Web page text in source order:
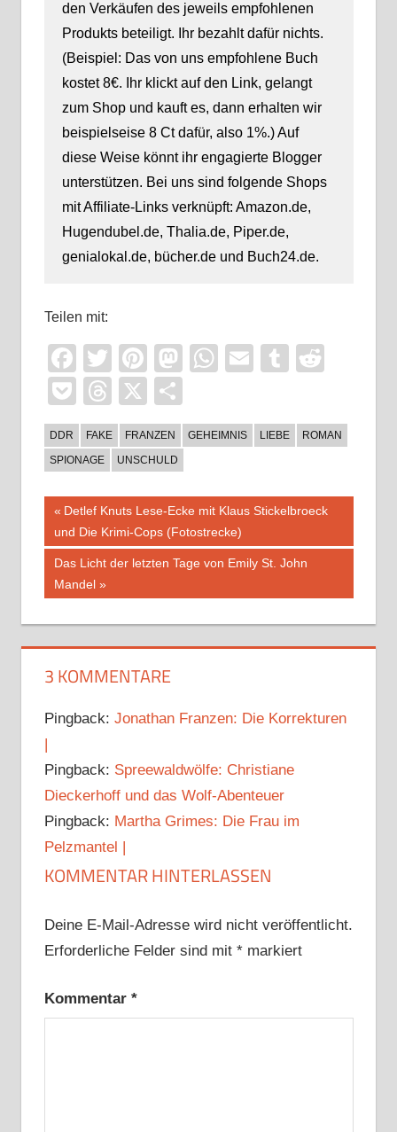
den Verkäufen des jeweils empfohlenen
Produkts beteiligt. Ihr bezahlt dafür nichts.
(Beispiel: Das von uns empfohlene Buch
kostet 8€. Ihr klickt auf den Link, gelangt
zum Shop und kauft es, dann erhalten wir
beispielseise 8 Ct dafür, also 1%.) Auf
diese Weise könnt ihr engagierte Blogger
unterstützen. Bei uns sind folgende Shops
mit Affiliate-Links verknüpft: Amazon.de,
Hugendubel.de, Thalia.de, Piper.de,
genialokal.de, bücher.de und Buch24.de.
Teilen mit:
Facebook
TwitterPinterest
Mastodon
WhatsApp
EmailTumblr
PocketThreads
X
DDR FAKE FRANZEN GEHEIMNIS LIEBE
ROMAN
SPIONAGE
UNSCHULD
Beitragsnavigation
Vorheriger
Beitrag:
Detlef Knuts Lese-Ecke mit Klaus Stickelbroeck
und Die Krimi-Cops (Fotostrecke)
Nächster
Beitrag:
Das Licht der letzten Tage von Emily St. John
Mandel
3 KOMMENTARE
Pingback: Jonathan Franzen: Die Korrekturen
Pingback: Spreewaldwölfe: Christiane
Dieckerhoff und das Wolf-Abenteuer
Pingback: Martha Grimes: Die Frau im
Pelzmantel |
KOMMENTAR HINTERLASSEN
Deine E-Mail-Adresse wird nicht veröffentlicht.
Erforderliche Felder sind mit *markiert
Kommentar *